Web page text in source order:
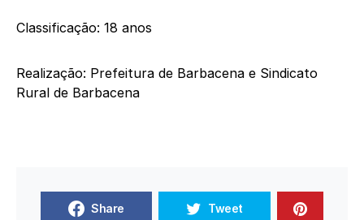
Classificação: 18 anos
Realização: Prefeitura de Barbacena e Sindicato
Rural de Barbacena
Share Tweet